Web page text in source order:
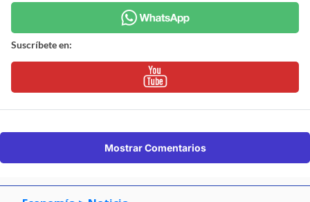
Suscríbete en:
Mostrar Comentarios